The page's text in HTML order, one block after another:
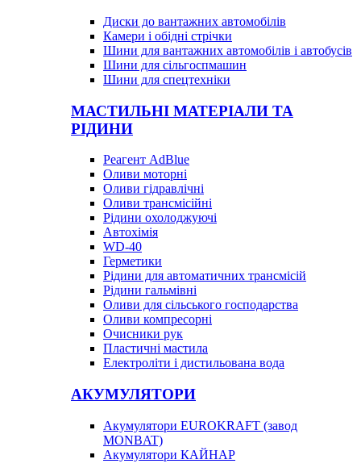
Диски до вантажних автомобілів
Камери і обідні стрічки
Шини для вантажних автомобілів і автобусів
Шини для сільгоспмашин
Шини для спецтехніки
МАСТИЛЬНІ МАТЕРІАЛИ ТА
РІДИНИ
Реагент AdBlue
Оливи моторні
Оливи гідравлічні
Оливи трансмісійні
Рідини охолоджуючі
Автохімія
WD-40
Герметики
Рідини для автоматичних трансмісій
Рідини гальмівні
Оливи для сільського господарства
Оливи компресорні
Очисники рук
Пластичні мастила
Електроліти і дистильована вода
АКУМУЛЯТОРИ
Акумулятори EUROKRAFT (завод
MONBAT)
Акумулятори КАЙНАР